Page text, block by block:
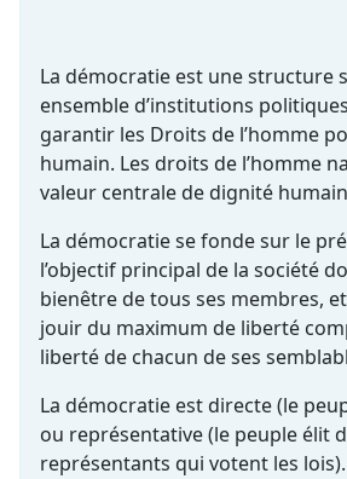
La démocratie est une structure
ensemble d’institutions
garantir les Droits de l’homme
humain. Les droits de l’homme
valeur centrale de dignité
La démocratie se fonde sur le
l’objectif principal de la société
bienêtre de tous ses membres,
jouir du maximum de liberté
liberté de chacun de ses
La démocratie est directe (le
ou représentative (le peuple élit
représentants qui votent les lois).